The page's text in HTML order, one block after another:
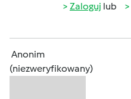
Zaloguj lub
Anonim
(niezweryfikowany)